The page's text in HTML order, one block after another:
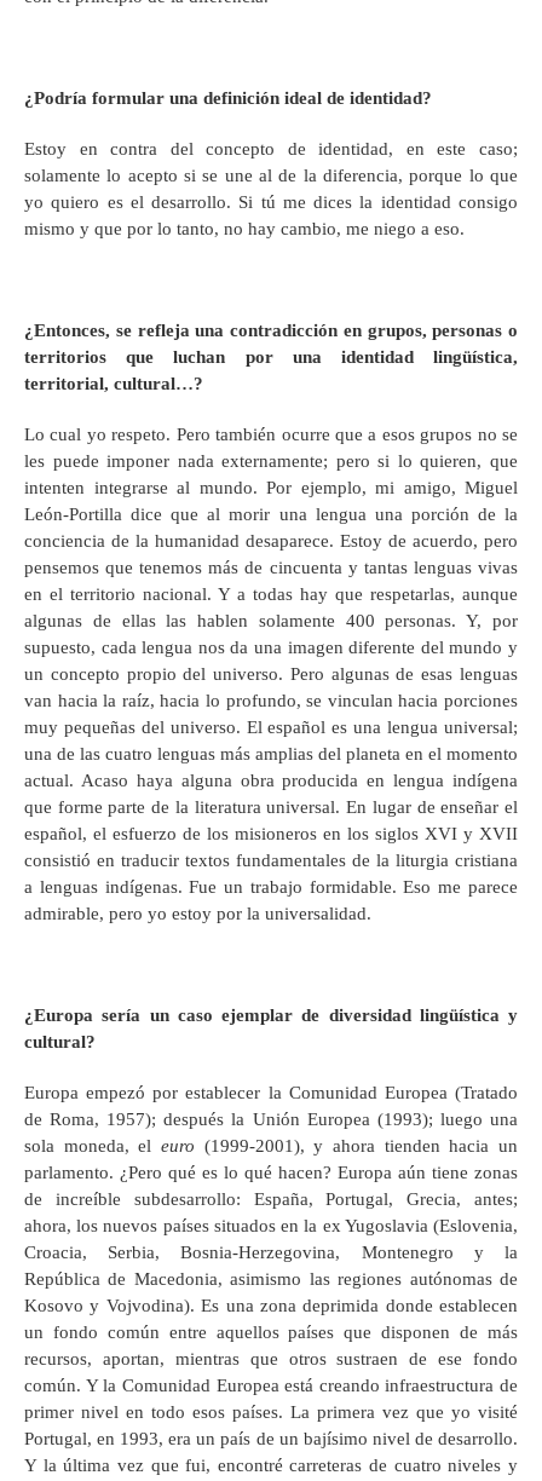
¿Podría formular una definición ideal de identidad?
Estoy en contra del concepto de identidad, en este caso;
solamente lo acepto si se une al de la diferencia, porque lo que
yo quiero es el desarrollo. Si tú me dices la identidad consigo
mismo y que por lo tanto, no hay cambio, me niego a eso.
¿Entonces, se refleja una contradicción en grupos, personas o
territorios que luchan por una identidad lingüística,
territorial, cultural…?
Lo cual yo respeto. Pero también ocurre que a esos grupos no se
les puede imponer nada externamente; pero si lo quieren, que
intenten integrarse al mundo. Por ejemplo, mi amigo, Miguel
León-Portilla dice que al morir una lengua una porción de la
conciencia de la humanidad desaparece. Estoy de acuerdo, pero
pensemos que tenemos más de cincuenta y tantas lenguas vivas
en el territorio nacional. Y a todas hay que respetarlas, aunque
algunas de ellas las hablen solamente 400 personas. Y, por
supuesto, cada lengua nos da una imagen diferente del mundo y
un concepto propio del universo. Pero algunas de esas lenguas
van hacia la raíz, hacia lo profundo, se vinculan hacia porciones
muy pequeñas del universo. El español es una lengua universal;
una de las cuatro lenguas más amplias del planeta en el momento
actual. Acaso haya alguna obra producida en lengua indígena
que forme parte de la literatura universal. En lugar de enseñar el
español, el esfuerzo de los misioneros en los siglos XVI y XVII
consistió en traducir textos fundamentales de la liturgia cristiana
a lenguas indígenas. Fue un trabajo formidable. Eso me parece
admirable, pero yo estoy por la universalidad.
¿Europa sería un caso ejemplar de diversidad lingüística y
cultural?
Europa empezó por establecer la Comunidad Europea (Tratado
de Roma, 1957); después la Unión Europea (1993); luego una
sola moneda, el euro (1999-2001), y ahora tienden hacia un
parlamento. ¿Pero qué es lo qué hacen? Europa aún tiene zonas
de increíble subdesarrollo: España, Portugal, Grecia, antes;
ahora, los nuevos países situados en la ex Yugoslavia (Eslovenia,
Croacia, Serbia, Bosnia-Herzegovina, Montenegro y la
República de Macedonia, asimismo las regiones autónomas de
Kosovo y Vojvodina). Es una zona deprimida donde establecen
un fondo común entre aquellos países que disponen de más
recursos, aportan, mientras que otros sustraen de ese fondo
común. Y la Comunidad Europea está creando infraestructura de
primer nivel en todo esos países. La primera vez que yo visité
Portugal, en 1993, era un país de un bajísimo nivel de desarrollo.
Y la última vez que fui, encontré carreteras de cuatro niveles y